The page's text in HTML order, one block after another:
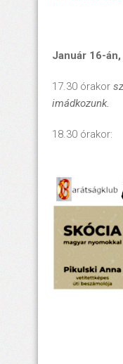
Január 16-án,
17.30 órakor
imádkozunk.
18.30 órakor: